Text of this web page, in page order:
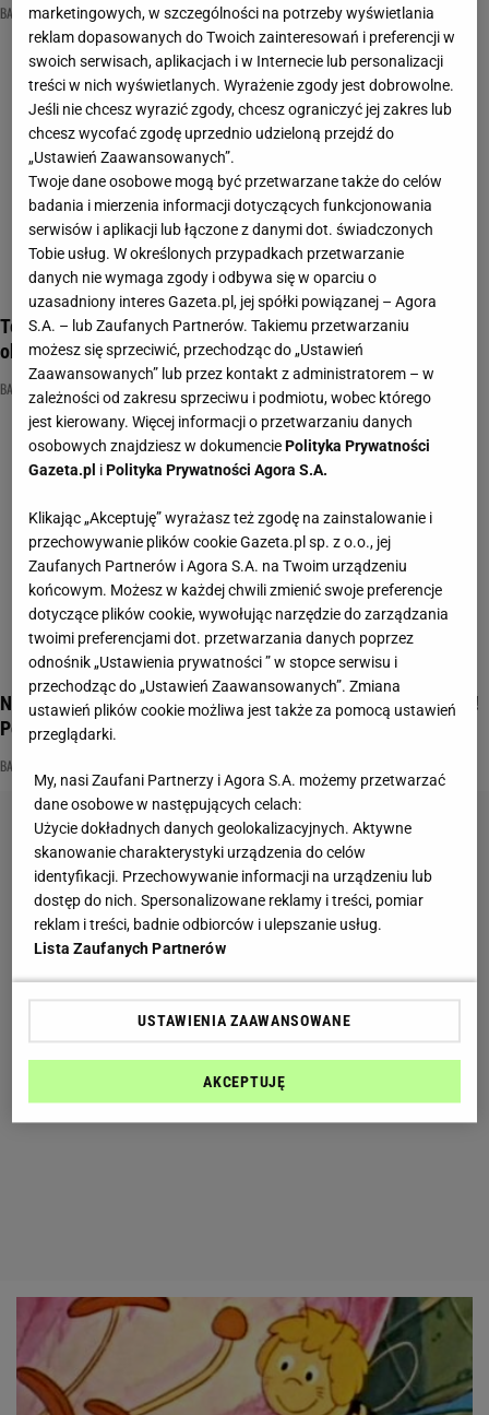
BAJKI DLA DZIECI DOBRANOCKA DOBRANOCKI
Ten quiz o "Pszczółce Mai" sprawi, że łezka zakręci ci się w
oku
BAJKI DLA DZIECI NAJNOWSZE QUIZY DZISIAJ DODANE NOSTALGIA
Na pewno znasz "Pszczółkę Maję". Przekonaj się, jak dobrze!
Pobij 7/10
BAJKI DLA DZIECI
marketingowych, w szczególności na potrzeby wyświetlania
reklam dopasowanych do Twoich zainteresowań i preferencji w
swoich serwisach, aplikacjach i w Internecie lub personalizacji
treści w nich wyświetlanych. Wyrażenie zgody jest dobrowolne.
Jeśli nie chcesz wyrazić zgody, chcesz ograniczyć jej zakres lub
chcesz wycofać zgodę uprzednio udzieloną przejdź do
„Ustawień Zaawansowanych”.
Twoje dane osobowe mogą być przetwarzane także do celów
badania i mierzenia informacji dotyczących funkcjonowania
serwisów i aplikacji lub łączone z danymi dot. świadczonych
Tobie usług. W określonych przypadkach przetwarzanie
danych nie wymaga zgody i odbywa się w oparciu o
uzasadniony interes Gazeta.pl, jej spółki powiązanej – Agora
S.A. – lub Zaufanych Partnerów. Takiemu przetwarzaniu
możesz się sprzeciwić, przechodząc do „Ustawień
Zaawansowanych” lub przez kontakt z administratorem – w
zależności od zakresu sprzeciwu i podmiotu, wobec którego
jest kierowany. Więcej informacji o przetwarzaniu danych
osobowych znajdziesz w dokumencie Polityka Prywatności
Gazeta.pl i Polityka Prywatności Agora S.A.
Klikając „Akceptuję” wyrażasz też zgodę na zainstalowanie i
przechowywanie plików cookie Gazeta.pl sp. z o.o., jej
Zaufanych Partnerów i Agora S.A. na Twoim urządzeniu
końcowym. Możesz w każdej chwili zmienić swoje preferencje
dotyczące plików cookie, wywołując narzędzie do zarządzania
twoimi preferencjami dot. przetwarzania danych poprzez
odnośnik „Ustawienia prywatności ” w stopce serwisu i
przechodząc do „Ustawień Zaawansowanych”. Zmiana
ustawień plików cookie możliwa jest także za pomocą ustawień
przeglądarki.
My, nasi Zaufani Partnerzy i Agora S.A. możemy przetwarzać
dane osobowe w następujących celach:
Użycie dokładnych danych geolokalizacyjnych. Aktywne
skanowanie charakterystyki urządzenia do celów
identyfikacji. Przechowywanie informacji na urządzeniu lub
dostęp do nich. Spersonalizowane reklamy i treści, pomiar
reklam i treści, badnie odbiorców i ulepszanie usług.
Lista Zaufanych Partnerów
USTAWIENIA ZAAWANSOWANE
AKCEPTUJĘ